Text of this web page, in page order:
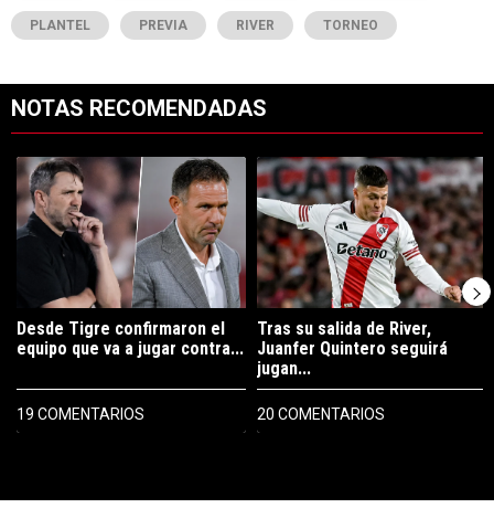
PLANTEL PREVIA RIVER TORNEO
NOTAS RECOMENDADAS
Un artículo de tendencia con el título "Desde Tigre confirmaron el
Desde Tigre confirmaron el
equipo que va a jugar contra...
19 COMENTARIOS
Un artículo de tendencia con el
Tras su salida de River,
Juanfer Quintero seguirá
jugan...
20 COMENTARIOS